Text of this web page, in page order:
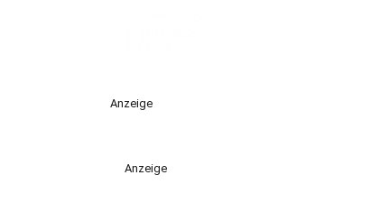
Anzeige
Anzeige